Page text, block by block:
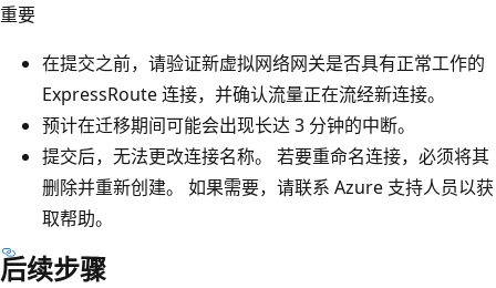
重要
在提交之前，请验证新虚拟网络网关是否具有正常工作的
ExpressRoute 连接，并确认流量正在流经新连接。
预计在迁移期间可能会出现长达 3 分钟的中断。
提交后，无法更改连接名称。 若要重命名连接，必须将其
删除并重新创建。 如果需要，请联系 Azure 支持人员以获
取帮助。
后续步骤